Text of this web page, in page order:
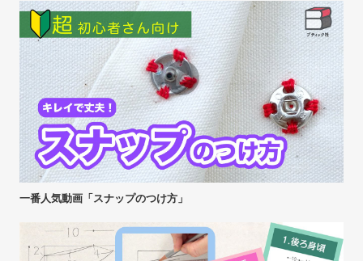
一番人気動画「スナップのつけ方」